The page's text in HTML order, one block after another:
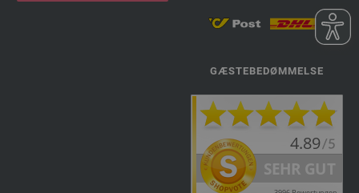
GÆSTEBEDØMMELSE